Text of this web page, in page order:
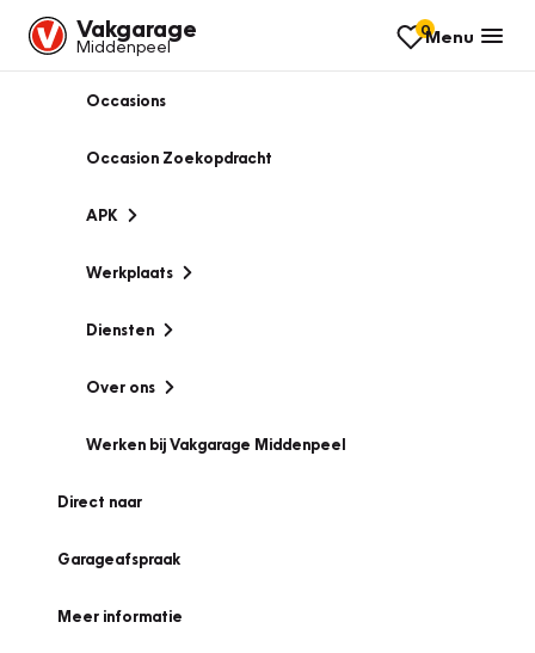
Vakgarage
Middenpeel
0Menu
Occasions
Occasion Zoekopdracht
APK
Werkplaats
Diensten
Over ons
Werken bij Vakgarage Middenpeel
Direct naar
Garageafspraak
Meer informatie